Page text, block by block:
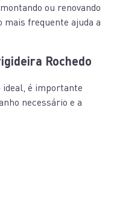
ou renovando
mais frequente ajuda a
Rochedo
ideal, é importante
necessário e a